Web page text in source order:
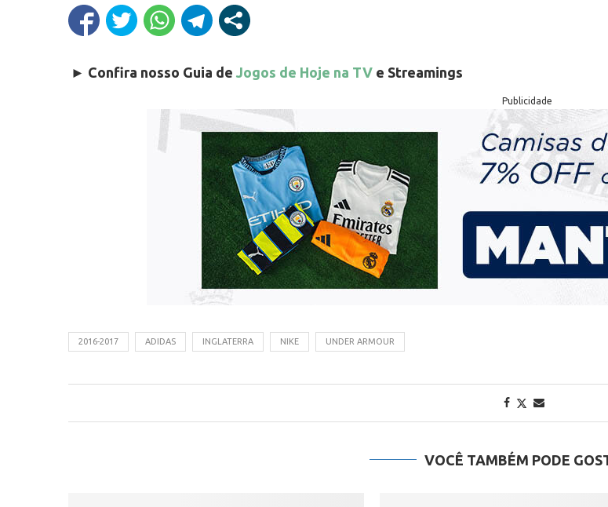
► Confira nosso Guia de Jogos de Hoje na TV e Streamings
Publicidade
2016-2017 ADIDAS INGLATERRA NIKE UNDER ARMOUR
VOCÊ TAMBÉM PODE